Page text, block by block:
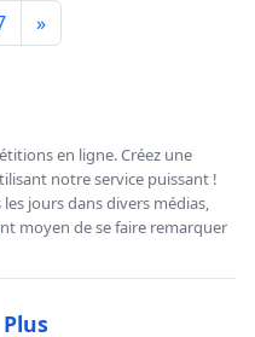
»
en ligne. Créez une
notre service puissant !
jours dans divers médias,
moyen de se faire remarquer
Plus